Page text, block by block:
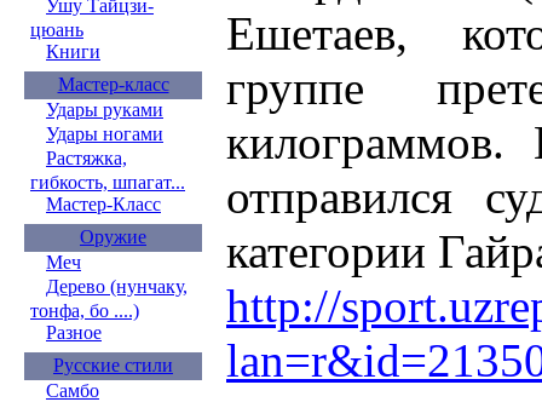
Ушу Тайцзи-
цюань
Книги
Мастер-класс
Удары руками
Удары ногами
Растяжка,
гибкость, шпагат...
Мастер-Класс
Оружие
Меч
Дерево (нунчаку,
тонфа, бо ....)
Разное
Русские стили
Самбо
Ешетаев,
группе
килограммов.
отправился
категории
http://